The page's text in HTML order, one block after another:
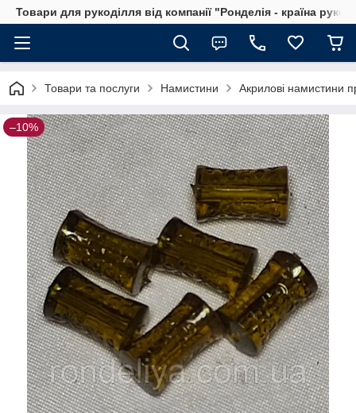
Товари для рукоділля від компанії "Ронделія - країна
Товари та послуги Намистини Акрилові намистини
–10%